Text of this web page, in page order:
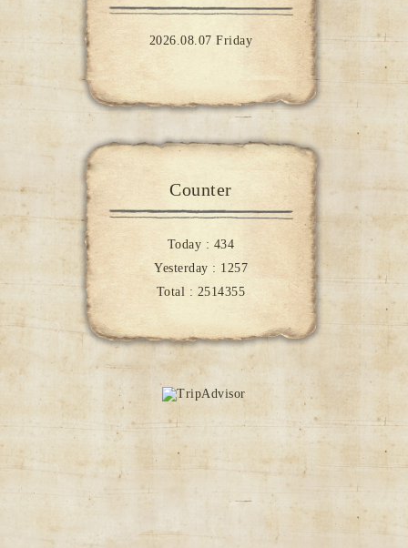
2026.08.07 Friday
Counter
Today : 434
Yesterday : 1257
Total : 2514355